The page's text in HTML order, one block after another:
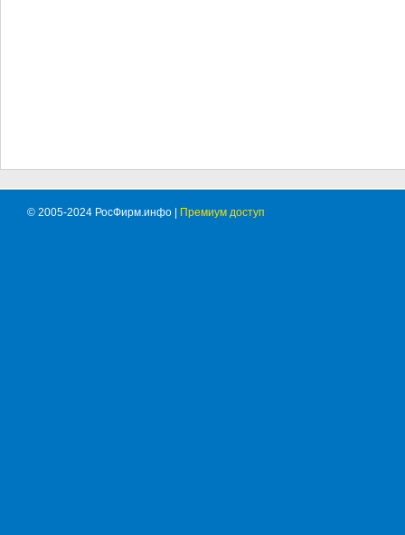
© 2005-2024 РосФирм.инфо | Премиум доступ